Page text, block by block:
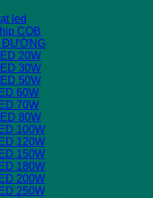
led
COB
ĐƯỜNG
20W
30W
50W
60W
70W
80W
100W
120W
150W
180W
200W
250W